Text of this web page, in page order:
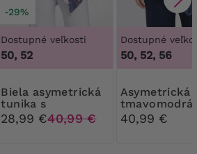
-29%
Dostupné veľkosti
50, 52
Biela asymetrická
tunika s
tmavomodrým
vzorom
28,99 €40,99 €
Dostupné
50, 52, 56
Asymetrická
tmavomodrá
tunika s
vzormi
40,99 €